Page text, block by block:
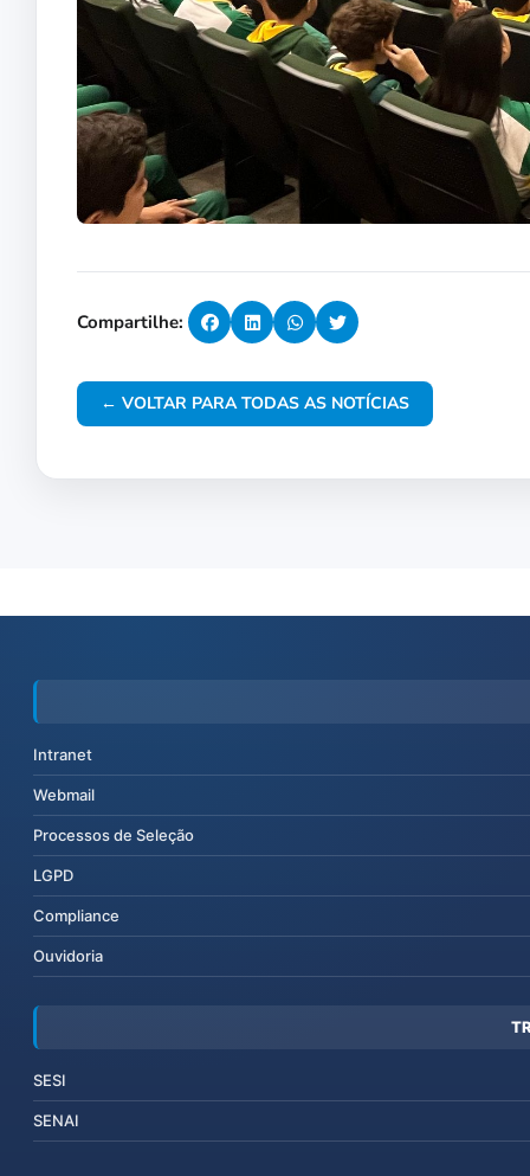
Compartilhe:
← VOLTAR PARA TODAS AS NOTÍCIAS
Intranet
Webmail
Processos de Seleção
LGPD
Compliance
Ouvidoria
SESI
SENAI